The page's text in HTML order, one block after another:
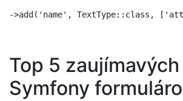
Top 5
Symfony